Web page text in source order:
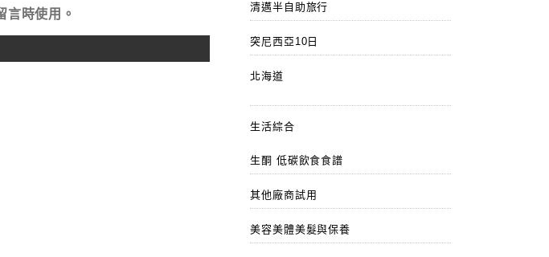
言時使用。 清邁半自助旅行
突尼西亞10日
北海道
生活綜合
生酮 低碳飲食食譜
其他廠商試用
美容美體美髮與保養